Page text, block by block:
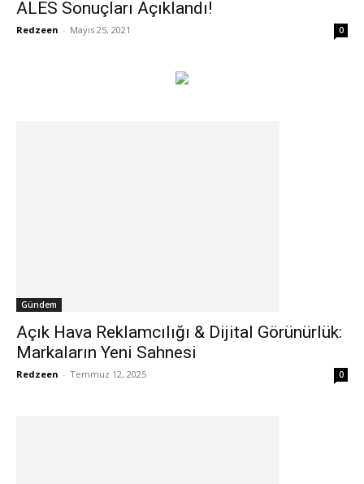
ALES Sonuçları Açıklandı!
Redzeen - Mayıs 25, 2021 0
Gündem
Açık Hava Reklamcılığı & Dijital Görünürlük:
Markaların Yeni Sahnesi
Redzeen - Temmuz 12, 2025 0